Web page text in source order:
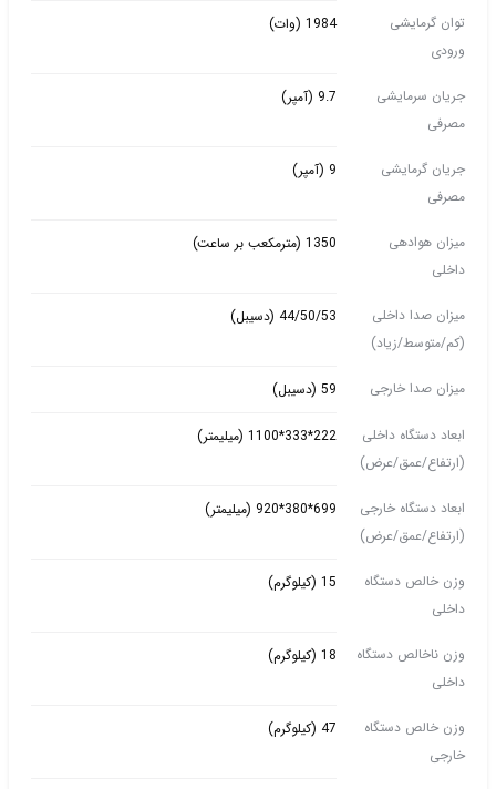
توان گرمایشی
ورودی
1984 (وات)
جریان سرمایشی
مصرفی
9.7 (آمپر)
جریان گرمایشی
مصرفی
9 (آمپر)
میزان هوادهی
داخلی
1350 (مترمکعب بر ساعت)
میزان صدا داخلی
(کم/متوسط/زیاد)
44/50/53 (دسیبل)
میزان صدا خارجی 59 (دسیبل)
ابعاد دستگاه داخلی
(ارتفاع/عمق/عرض)
222*333*1100 (میلیمتر)
ابعاد دستگاه خارجی
(ارتفاع/عمق/عرض)
699*380*920 (میلیمتر)
وزن خالص دستگاه
داخلی
15 (کیلوگرم)
وزن ناخالص دستگاه
داخلی
18 (کیلوگرم)
وزن خالص دستگاه
خارجی
47 (کیلوگرم)